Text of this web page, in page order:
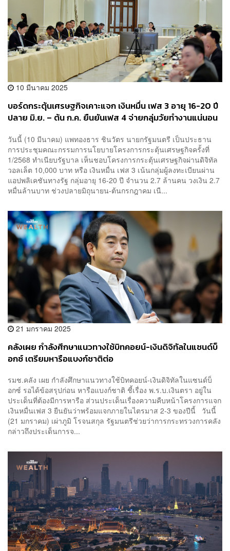
10 มีนาคม 2025
บอร์ดกระตุ้นเศรษฐกิจเคาะแจก เงินหมื่น เฟส 3 อายุ 16-20 ปี
ปลาย มิ.ย. – ต้น ก.ค. ยืนยันเฟส 4 จ่ายกลุ่มวัยทำงานแน่นอน
วันนี้ (10 มีนาคม) แพทองธาร ชินวัตร นายกรัฐมนตรี เป็นประธาน
การประชุมคณะกรรมการนโยบายโครงการกระตุ้นเศรษฐกิจครั้งที่
1/2568 ทำเนียบรัฐบาล เห็นชอบโครงการกระตุ้นเศรษฐกิจผ่านดิจิทัล
วอลเล็ต 10,000 บาท หรือ เงินหมื่น เฟส 3 เน้นกลุ่มผู้ลงทะเบียนผ่าน
แอปพลิเคชันทางรัฐ กลุ่มอายุ 16-20 ปี จำนวน 2.7 ล้านคน วงเงิน 2.7
หมื่นล้านบาท ช่วงปลายมิถุนายน-ต้นกรกฎาคม เนื...
21 มกราคม 2025
คลังเผย กำลังศึกษาแนวทางใช้บิทคอยน์-เงินดิจิทัลในแซนด์บ็
อกซ์ เตรียมหารือแบงก์ชาติต่อ
รมช.คลัง เผย กำลังศึกษาแนวทางใช้บิทคอยน์-เงินดิจิทัลในแซนด์บ็
อกซ์ รอได้ข้อสรุปก่อน หารือแบงก์ชาติ ชี้เรื่อง พ.ร.บ.เงินตรา อยู่ใน
ประเด็นที่ต้องมีการหารือ ส่วนประเด็นเรื่องความคืบหน้าโครงการแจก
เงินหมื่นเฟส 3 ยืนยันว่าพร้อมแจกภายในไตรมาส 2-3 ของปีนี้ วันนี้
(21 มกราคม) เผ่าภูมิ โรจนสกุล รัฐมนตรีช่วยว่าการกระทรวงการคลัง
กล่าวถึงประเด็นการจ...